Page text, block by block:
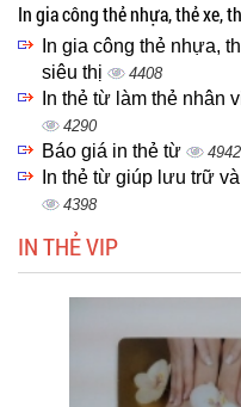
In gia công thẻ nhựa, thẻ xe,
In gia công thẻ nhựa,
siêu thị
4408
In thẻ từ làm thẻ nhân
4290
Báo giá in thẻ từ 4942
In thẻ từ giúp lưu trữ
4398
IN THẺ VIP